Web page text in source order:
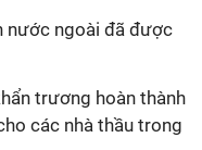
nước ngoài đã được
trương hoàn thành
các nhà thầu trong